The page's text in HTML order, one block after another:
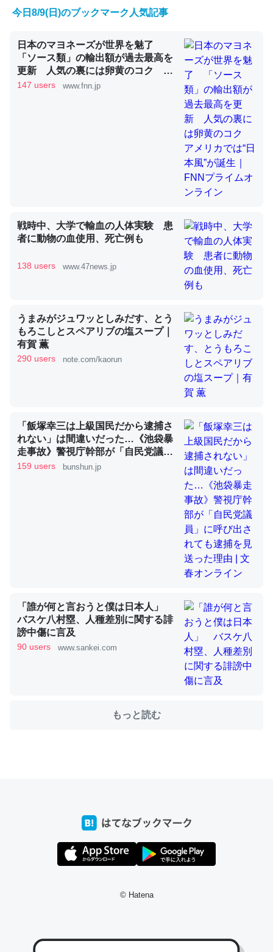
くらい。小説でいう「ずっと前の伏線」は回収されないけ
ど、短期記憶というには多い分量。進化すればするほど分
かりやすく強くなりそう
─GPTの仕組みと限界についての考察（１） - conceptualization
昆虫ってカルシウム少ないのか。知らんかった。調べたら
コオロギのカルシウム分はエビの600分の1程度。
いる鋏角類（カブトガニ・ウミグモ）はカルシウムを使わ
ずキチンを強化してる筈だが、酵素が違うのか？
─ニュース :: 【研究発表】昆虫学の大問題＝「昆虫はなぜ海にいな
これを元に考えるとカルシウムを大量に使う脊椎動物と貝
類は苦労してるんだな…。腹足類だと殻を無くしてナメク
ジになったり努力してるし。
─ニュース :: 【研究発表】昆虫学の大問題＝「昆虫はなぜ海にいな
ウチもEchoを実家に置いて４年。でたまに覗いてる。ぼ
位置情報を共有してる。電池残量や充電中かが分かるので
これ見て生きてるなって分かる。
─たまにLINEするくらいだった遠方の父67歳と僕。ITツール導入で
コミュニケーションが劇的に変化した｜tayorini by LIFULL介護
たいなのでネット環境作ったけどAlexaしか使わないので
今日8/9(日)のブックマーク人気記事
日本のマヨネーズが世界を魅了
「ソース類」の輸出額が過去最高を
更新 人気の裏には卵黄のコク ア
メリカでは“日本風”が誕生｜FNNプ
147 users www.fnn.jp
戦時中、大学で輸血の人体実験 患
者に動物の血使用、死亡例も
138 users www.47news.jp
うまみがジュワッとしみだす、とう
もろこしとスペアリブの塩スープ｜
有賀 薫
290 users note.com/kaorun
「飯塚幸三は上級国民だから逮捕さ
れない」は間違いだった…《池袋暴
走事故》警視庁幹部が「自民党議
員」に呼び出されても逮捕を見送っ
159 users bunshun.jp
「誰が何と言おうと僕は日本人」
バスケ八村塁、人種差別に関する誹
謗中傷に言及
90 users www.sankei.com
もっと読む
© Hatena